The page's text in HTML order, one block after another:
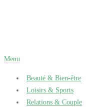
Menu
Beauté & Bien-être
Loisirs & Sports
Relations & Couple